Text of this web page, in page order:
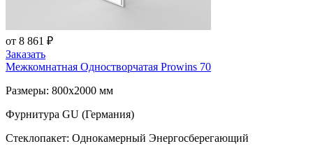
от 8 861 ₽
Заказать
Межкомнатная Одностворчатая Prowins 70
Размеры: 800x2000 мм
Фурнитура GU (Германия)
Стеклопакет: Однокамерный Энергосберегающий